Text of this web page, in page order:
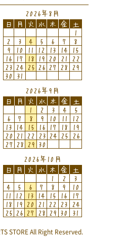
2026年8月
日
月 火 水 木 金
土
1
2
3 4 5 6 7
8
9
10 11 12 13 14
15
16
17 18 19 20 21
22
23 24 25 26 27 28
29
30
31
2026年9月
日
月 火 水 木 金
土
1
2 3 4
5
6
7 8 9 10 11
12
13
14 15 16 17 18
19
20
21 22 23 24 25
26
27 28 29 30
2026年10月
日
月 火 水 木 金
土
1
2
3
4
5 6 7 8 9
10
11
12 13 14 15 16
17
18
19 20 21 22 23
24
25 26 27 28 29 30 31
STORE All Right Reserved.